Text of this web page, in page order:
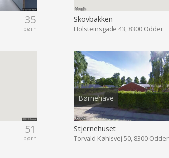
35
børn
Skovbakken
Holsteinsgade 43, 8300 Odder
51
børn
Børnehave
Stjernehuset
Torvald Køhlsvej 50, 8300 Odder